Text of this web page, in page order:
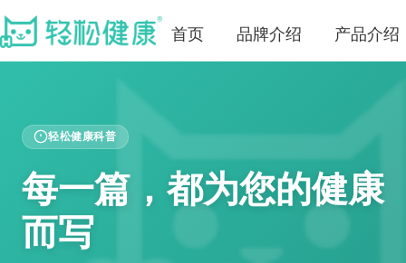
首页 品牌介绍 产品介绍
轻松健康科普
每一篇，都为您的健康
而写